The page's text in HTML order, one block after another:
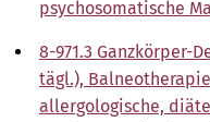
psychosomatische
8-971.3 Ganzkörper-
tägl.),
allergologische,